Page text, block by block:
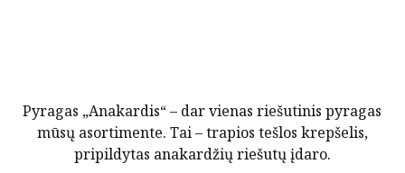
Pyragas „Anakardis“ – dar vienas riešutinis pyragas
mūsų asortimente. Tai – trapios tešlos krepšelis,
pripildytas anakardžių riešutų įdaro.